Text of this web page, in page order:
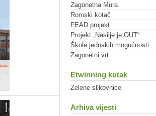
Zagonetna Mura
Romski kotač
FEAD projekt
Projekt „Nasilje je OUT“
Škole jednakih mogućnosti
Zagonetni vrt
Etwinning kutak
Zelene slikovnice
Arhiva vijesti